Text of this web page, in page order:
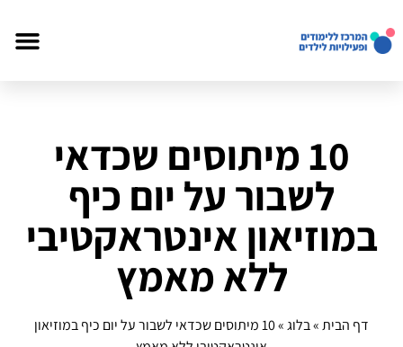
10 מיתוסים שכדאי
לשבור על יום כיף
במוזיאון אינטראקטיבי
ללא מאמץ
דף הבית»בלוג»
10 מיתוסים שכדאי לשבור על יום כיף במוזיאון